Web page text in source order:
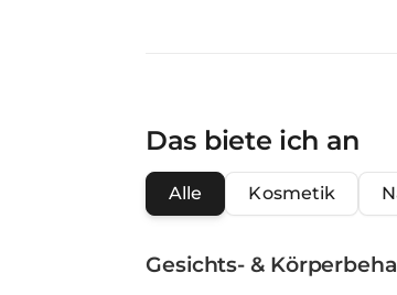
Das biete ich an
Alle Kosmetik
Gesichts- &